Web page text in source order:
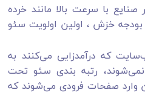
با سرعت بالا مانند خرده
خزش ، اولین اولویت سئو
که درآمدزایی می‌کنند به
نمی‌شوند، رتبه بندی سئو تحت
وارد صفحات فرودی می‌شوند که